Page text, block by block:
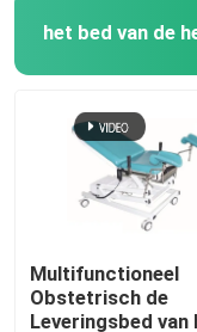
het bed van de
Multifunctioneel
Obstetrisch de
Leveringsbed van